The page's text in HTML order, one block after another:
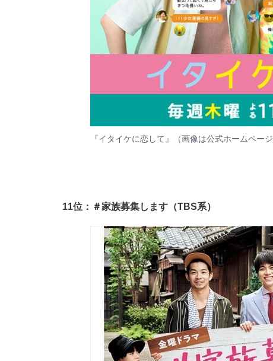
『イタイケに恋して』（画像は公式ホームページ
11位：＃家族募集します（TBS系）